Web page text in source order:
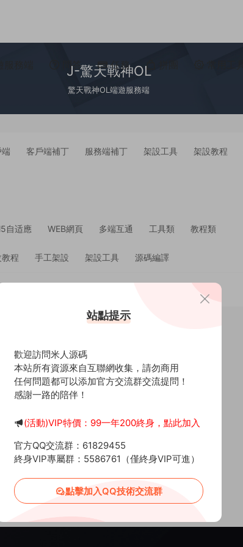
問答 任務
J-驚天戰神OL
驚天戰神OL端遊服務端
端 客戶端補丁 服務端補丁 架設工具 架設教程
自适應 WEB網頁 多端互通 工具類 教程類
程 手工架設 架設工具 源碼編譯
站點提示
歡迎訪問米人源碼
本站所有資源來自互聯網收集，請勿商用
任何問題都可以添加官方交流群交流提問！
感謝一路的陪伴！
(活動)VIP特價：99一年200終身，點此加入
官方QQ交流群：61829455
終身VIP專屬群：5586761（僅終身VIP可進）
點擊加入QQ技術交流群